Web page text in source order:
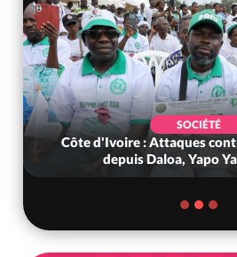
SOCIÉTÉ
Côte d'Ivoire : Attaques
depuis Daloa, Yapo